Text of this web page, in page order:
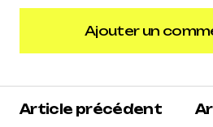
Ajouter un
Ajouter un
Article précédent